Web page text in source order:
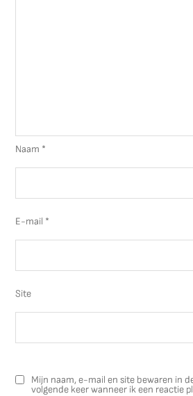
Naam *
E-mail *
Site
Mijn naam, e-mail en site bewaren in
volgende keer wanneer ik een reactie